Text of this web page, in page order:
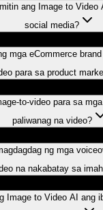
ang Image to Video
social media?
mga eCommerce
para sa product
to-video para sa
paliwanag na video?
ng mga
na nakabatay sa
Image to Video AI ang